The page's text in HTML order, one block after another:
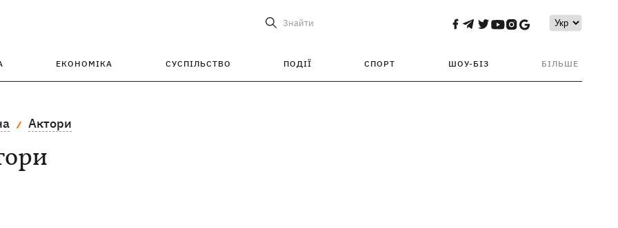
Знайти
ЕКОНОМІКА СУСПІЛЬСТВО ПОДІЇ СПОРТ ШОУ-БІЗ БІЛЬШЕ
Актори